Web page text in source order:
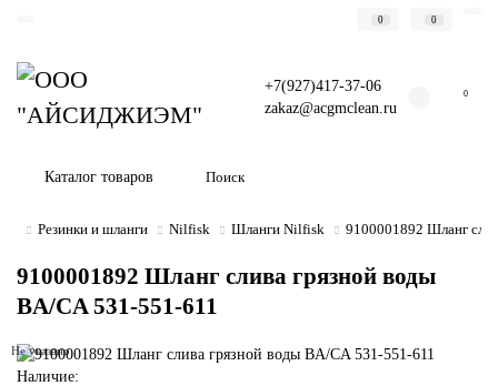
0 0
+7(927)417-37-06
zakaz@acgmclean.ru
0
Каталог товаров
Резинки и шланги Nilfisk Шланги Nilfisk 9100001892 Шланг
9100001892 Шланг слива грязной воды
BA/CA 531-551-611
Не указано
Наличие: